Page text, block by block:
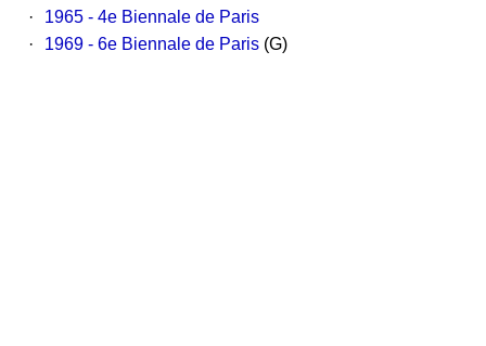
·
1965 - 4e Biennale de Paris
·
1969 - 6e Biennale de Paris(G)